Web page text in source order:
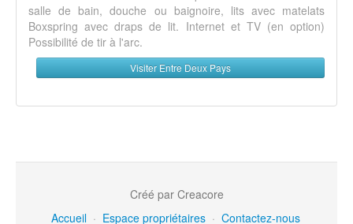
salle de bain, douche ou baignoire, lits avec matelats
Boxspring avec draps de lit. Internet et TV (en option)
Possibilité de tir à l'arc.
Visiter Entre Deux Pays
Créé par Creacore
Accueil · Espace propriétaires · Contactez-nous